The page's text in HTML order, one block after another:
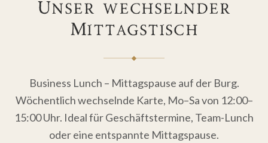
Unser wechselnder
Mittagstisch
Business Lunch – Mittagspause auf der Burg.
Wöchentlich wechselnde Karte, Mo–Sa von 12:00–
15:00 Uhr. Ideal für Geschäftstermine, Team-Lunch
oder eine entspannte Mittagspause.